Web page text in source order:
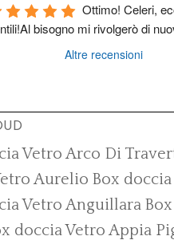
Ottimo! Celeri,
bisogno mi rivolgerò di
Altre recensioni
Vetro Arco Di
Aurelio Box
Vetro Anguillara
doccia Vetro Appia